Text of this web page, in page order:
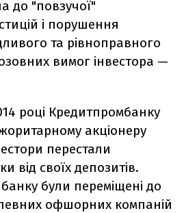
до "повзучої"
і порушення
та рівноправного
вимог інвестора —
році Кредитпромбанку
акціонеру
перестали
від своїх депозитів.
були переміщені до
офшорних компаній